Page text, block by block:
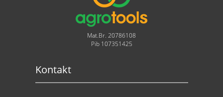
Mat.Br. 20786108
Pib 107351425
Kontakt